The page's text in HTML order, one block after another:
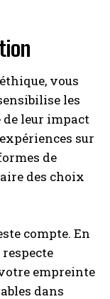
vous
les
de leur impact
sur
de
des choix
compte. En
empreinte
dans